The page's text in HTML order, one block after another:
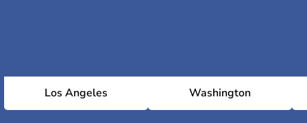
Los Angeles Washington